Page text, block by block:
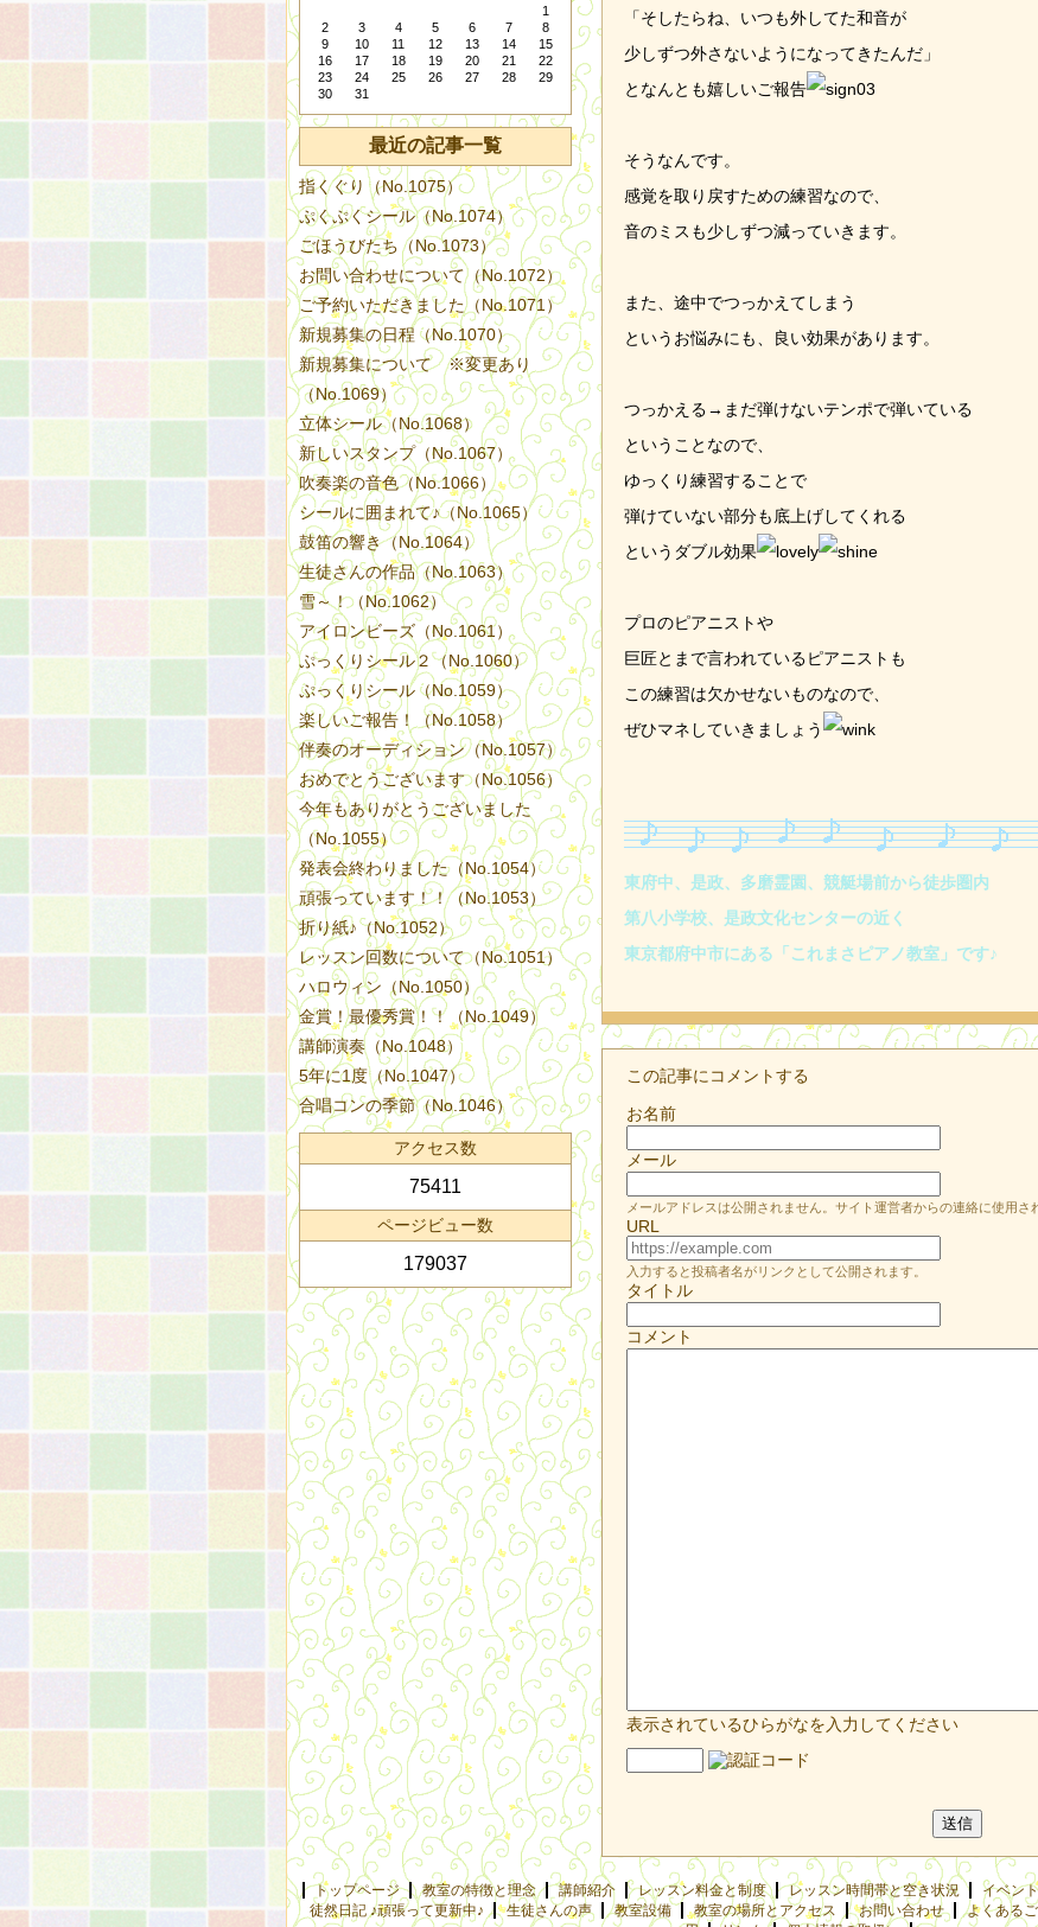
「そしたらね、いつも外してた和音が
少しずつ外さないようになってきたんだ」
となんとも嬉しいご報告
そうなんです。
感覚を取り戻すための練習なので、
音のミスも少しずつ減っていきます。
また、途中でつっかえてしまう
というお悩みにも、良い効果があります。
つっかえる→まだ弾けないテンポで弾いている
ということなので、
ゆっくり練習することで
弾けていない部分も底上げしてくれる
というダブル効果
プロのピアニストや
巨匠とまで言われているピアニストも
この練習は欠かせないものなので、
ぜひマネしていきましょう
東府中、是政、多磨霊園、競艇場前から徒歩圏内
第八小学校、是政文化センターの近く
東京都府中市にある「これまさピアノ教室」です♪
この記事にコメントする
お名前
メール
メールアドレスは公開されません。サイト運営者からの連絡に使用さ
URL
入力すると投稿者名がリンクとして公開されます。
タイトル
コメント
表示されているひらがなを入力してください
1
2
3 4 5 6 7
8
9
10 11 12 13 14
15
16
17 18 19 20 21
22
23
24 25 26 27 28
29
30
31
最近の記事一覧
指くぐり（No.1075）
ぷくぷくシール（No.1074）
ごほうびたち（No.1073）
お問い合わせについて（No.1072）
ご予約いただきました（No.1071）
新規募集の日程（No.1070）
新規募集について ※変更あり
（No.1069）
立体シール（No.1068）
新しいスタンプ（No.1067）
吹奏楽の音色（No.1066）
シールに囲まれて♪（No.1065）
鼓笛の響き（No.1064）
生徒さんの作品（No.1063）
雪～！（No.1062）
アイロンビーズ（No.1061）
ぷっくりシール２（No.1060）
ぷっくりシール（No.1059）
楽しいご報告！（No.1058）
伴奏のオーディション（No.1057）
おめでとうございます（No.1056）
今年もありがとうございました
（No.1055）
発表会終わりました（No.1054）
頑張っています！！（No.1053）
折り紙♪（No.1052）
レッスン回数について（No.1051）
ハロウィン（No.1050）
金賞！最優秀賞！！（No.1049）
講師演奏（No.1048）
5年に1度（No.1047）
合唱コンの季節（No.1046）
アクセス数
75411
ページビュー数
179037
トップページ 教室の特徴と理念 講師紹介 レッスン料金と制度 レッスン時間帯と空き状況 イベン
徒然日記 ♪頑張って更新中♪
生徒さんの声 教室設備 教室の場所とアクセス お問い合わせ よくある